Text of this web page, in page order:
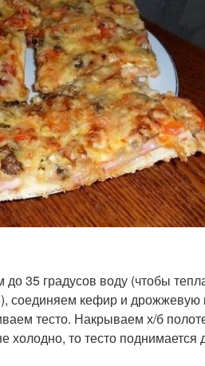
35 градусов воду (чтобы
соединяем кефир и дрожжевую
тесто. Накрываем х/б
холодно, то тесто поднимается